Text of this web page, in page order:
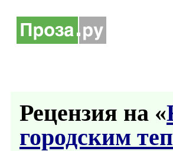
Рецензия на «
городским